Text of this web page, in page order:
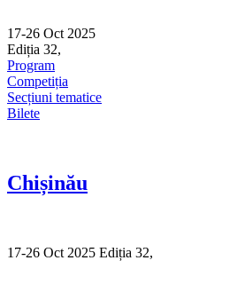
17-26 Oct 2025
Ediția 32,
Program
Competiția
Secțiuni tematice
Bilete
Chișinău
17-26 Oct 2025 Ediția 32,